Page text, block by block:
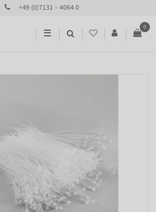
+49 (0)7131 – 4064 0
☰
0